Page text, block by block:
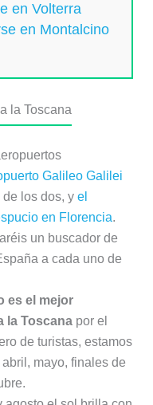
en Volterra
en Montalcino
la Toscana
Galileo Galilei
de los dos, y el
en Florencia.
un buscador de
a cada uno de
es el mejor
la Toscanapor el
de turistas, estamos
mayo, finales de